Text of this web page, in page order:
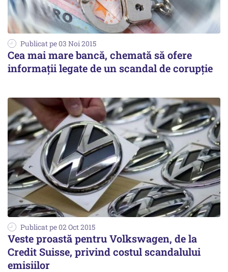
Publicat pe 03 Noi 2015
Cea mai mare bancă, chemată să ofere
informaţii legate de un scandal de corupţie
Publicat pe 02 Oct 2015
Veste proastă pentru Volkswagen, de la
Credit Suisse, privind costul scandalului
emisiilor